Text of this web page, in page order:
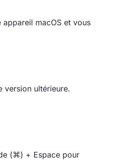
macOS et vous
version ultérieure.
(⌘) + Espace pour